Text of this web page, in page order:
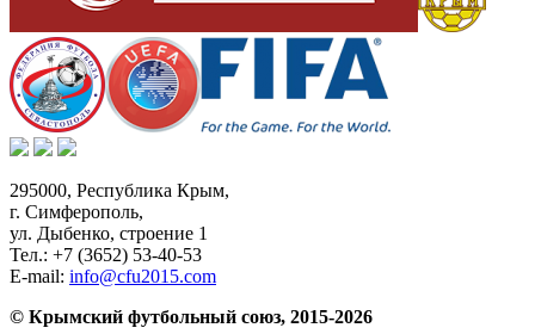
295000, Республика Крым,
г. Симферополь,
ул. Дыбенко, строение 1
Тел.: +7 (3652) 53-40-53
E-mail: info@cfu2015.com
© Крымский футбольный союз, 2015-2026